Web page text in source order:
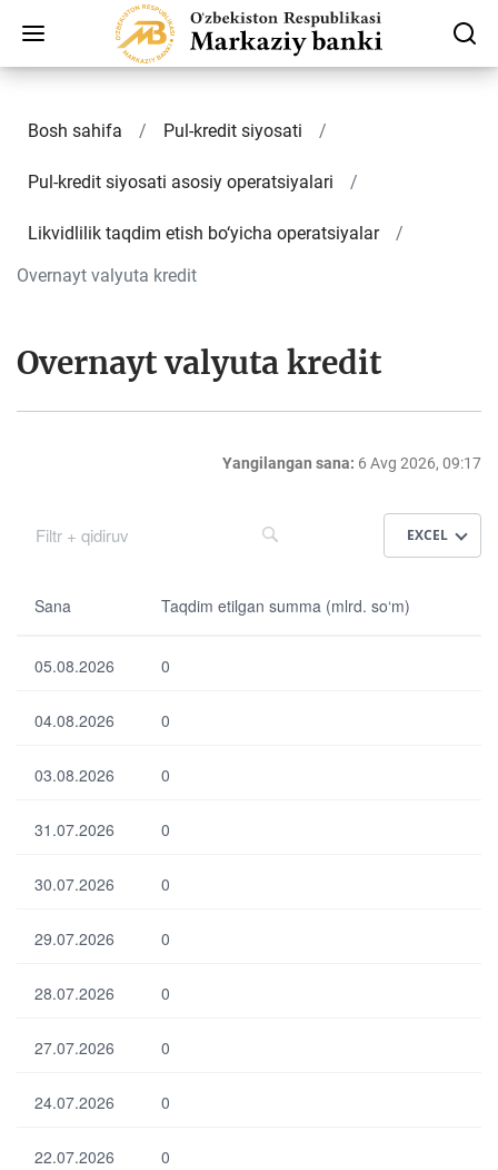
Bosh sahifa Pul-kredit siyosati
Pul-kredit siyosati asosiy operatsiyalari
Likvidlilik taqdim etish bo‘yicha operatsiyalar
Overnayt valyuta kredit
Overnayt valyuta kredit
Yangilangan sana: 6 Avg 2026, 09:17
EXCEL
Sa
m
ga
n
m
rd.
m)
По умолчанию
Sana Taqdim etilgan summa (mlrd. so‘m)
05.08.2026 0
04.08.2026 0
03.08.2026 0
31.07.2026 0
30.07.2026 0
29.07.2026 0
28.07.2026 0
27.07.2026 0
24.07.2026 0
22.07.2026 0